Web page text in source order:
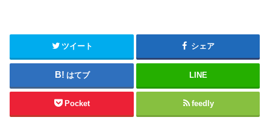
ツイート シェア
はてブ LINE
Pocket feedly